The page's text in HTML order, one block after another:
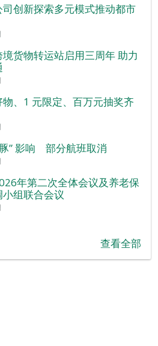
创新探索多元模式推动都市
货物转运站启用三周年 助力
、1 元限定、百万元抽奖齐
” 影响 部分航班取消
年第二次全体会议及养老保
组联合会议
查看全部